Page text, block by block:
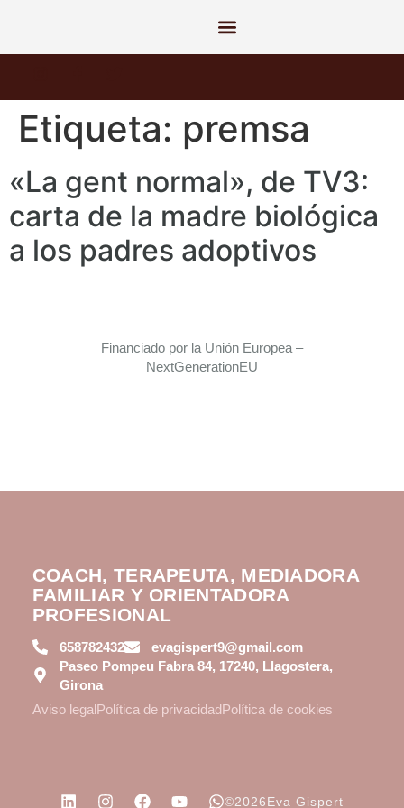
Etiqueta: premsa
«La gent normal», de TV3:
carta de la madre biológica
a los padres adoptivos
Financiado por la Unión Europea –
NextGenerationEU
COACH, TERAPEUTA, MEDIADORA
FAMILIAR Y ORIENTADORA
PROFESIONAL
658782432
evagispert9@gmail.com
Paseo Pompeu Fabra 84, 17240, Llagostera,
Girona
Aviso legalPolítica de privacidadPolítica de cookies
©2026Eva Gispert